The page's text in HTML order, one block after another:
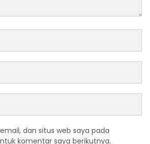
dan situs web saya pada
komentar saya berikutnya.